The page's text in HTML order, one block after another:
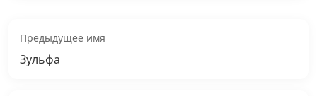
Предыдущее имя
Зульфа